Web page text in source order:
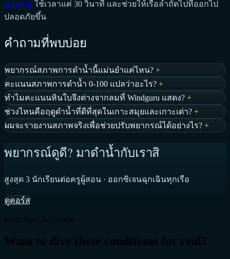
ของคุณ ใช้เวลาแค่ 30 วินาที และช่วยให้เรือลำถัดไปที่ออกไป
ปลอดภัยขึ้น
คำถามที่พบบ่อย
พยากรณ์สภาพการดำน้ำนี้แม่นยำแค่ไหน? +
คะแนนสภาพการดำน้ำ 0-100 แปลว่าอะไร? +
ทำไมคะแนนหินใบจึงต่างจากลมที่ Windguru แสดง? +
ช่วงไหนคือฤดูดำน้ำที่ดีที่สุดในเกาะสมุยและเกาะเต่า? +
ผมจะรายงานสภาพจริงเพื่อช่วยปรับพยากรณ์ได้อย่างไร? +
พยากรณ์ดูดี? มาดำน้ำกับเราสิ
สูงสุด 3 นักเรียนต่อครูผู้สอน · ออกซิเจนฉุกเฉินทุกเรือ
ดูคอร์ส
From Tool To Course
Want to dive these conditions for real?